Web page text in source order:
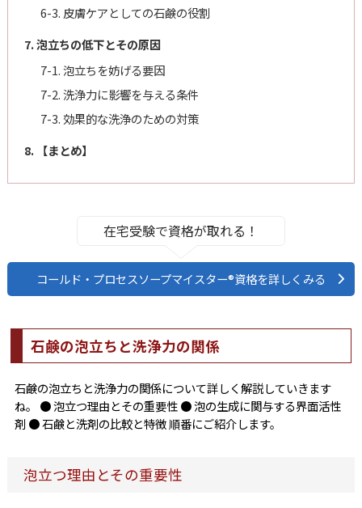
6-3. 皮膚ケアとしての石鹸の役割
7. 泡立ちの低下とその原因
7-1. 泡立ちを妨げる要因
7-2. 洗浄力に影響を与える条件
7-3. 効果的な洗浄のための対策
8. 【まとめ】
在宅受験で資格が取れる！
コールド・プロセスソープマイスター®資格を詳しくみる
石鹸の泡立ちと洗浄力の関係
石鹸の泡立ちと洗浄力の関係について詳しく解説していきます
ね。 ● 泡立つ理由とその重要性 ● 泡の生成に関与する界面活性
剤 ● 石鹸と洗剤の比較と特徴 順番にご紹介します。
泡立つ理由とその重要性